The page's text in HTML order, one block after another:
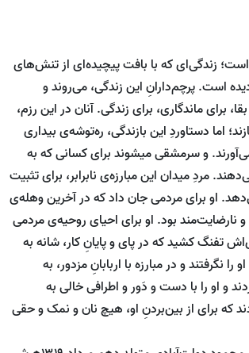
زندگی‌ای که با بافت پیچیده‌ای از تنش‌های
است. پرچم‌دارانِ این زندگی، می‌روند و
برای ماندگاری، برای زندگی. آنان در این رزم،
اما دستاوردِ این بازندگی، ره‌توشه‌ی بیداری
و سرمشقی می‏شوند برای کسانی که به
مردِ میدان این مبارزه‌ی نابرابر، برای تثبیت
او برای مردمی جان داد که در آخرین وهله‌ی
و نارضایت‌مند بود. او برای احیای روحیه‌ی مردمی
تفنگ کشید که در پای و پایانِ کار، شانه به
را نگرفتند و در مبارزه با اربابانِ مزدور، به
و او را با دست و دَور و اطرافی خالی به
که برای از بین‌بردنِ او، هیچ نان و نمک و حقی